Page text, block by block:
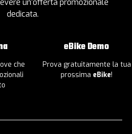
un'offerta promozionale
dedicata.
che
eBike Demo
Prova gratuitamente la tua
prossima eBike!